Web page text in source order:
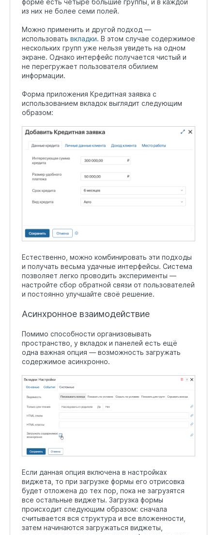
из них не более семи полей.
Можно применить и другой подход —
использовать вкладки. В этом случае содержимое
нескольких групп уже нельзя увидеть на одном
экране. Однако интерфейс получается чистый и
не перегружает пользователя обилием
информации.
Форма приложения Кредитная заявка с
использованием вкладок выглядит следующим
образом:
Естественно, можно комбинировать эти подходы
и получать весьма удачные интерфейсы. Система
позволяет легко проводить эксперименты —
настройте сбор обратной связи от пользователей
и постоянно улучшайте своё решение.
Асинхронное взаимодействие
Помимо способности организовывать
пространство, у вкладок и панелей есть ещё
одна важная опция — возможность загружать
содержимое асинхронно.
Если данная опция включена в настройках
виджета, то при загрузке формы его отрисовка
будет отложена до тех пор, пока не загрузятся
все остальные виджеты. Загрузка формы
происходит следующим образом: сначала
считывается вся структура и все вложенности,
затем начинаются загружаться виджеты,